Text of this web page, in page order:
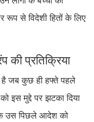
रूप से विदेशी हितों के लिए
प्रतिक्रिया
जब कुछ ही हफ्ते पहले
इस मुद्दे पर झटका दिया
उस पिछले आदेश को